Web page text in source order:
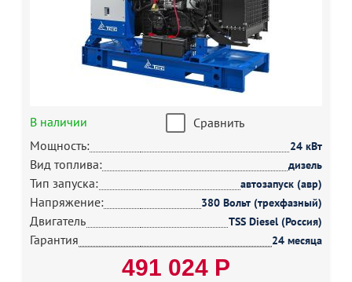
В наличии
Сравнить
Мощность:
24 кВт
Вид топлива: дизель
Тип запуска: автозапуск (авр)
Напряжение: 380 Вольт (трехфазный)
Двигатель TSS Diesel (Россия)
Гарантия 24 месяца
491 024 Р